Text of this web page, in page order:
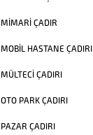
MIMARI ÇADIR
MOBIL HASTANE ÇADIRI
MÜLTECI ÇADIRI
OTO PARK ÇADIRI
PAZAR ÇADIRI